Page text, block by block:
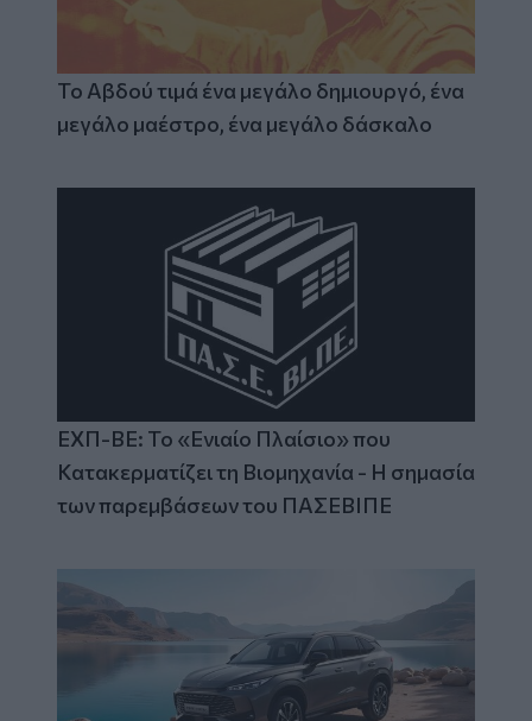
Το Αβδού τιμά ένα μεγάλο δημιουργό, ένα
μεγάλο μαέστρο, ένα μεγάλο δάσκαλο
ΕΧΠ-ΒΕ: Το «Ενιαίο Πλαίσιο» που
Κατακερματίζει τη Βιομηχανία - Η σημασία
των παρεμβάσεων του ΠΑΣΕΒΙΠΕ